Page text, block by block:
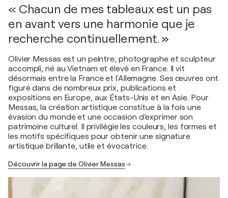
« Chacun de mes tableaux est un pas
en avant vers une harmonie que je
recherche continuellement. »
Olivier Messas est un peintre, photographe et sculpteur
accompli, né au Vietnam et élevé en France. Il vit
désormais entre la France et l'Allemagne. Ses œuvres ont
figuré dans de nombreux prix, publications et
expositions en Europe, aux États-Unis et en Asie. Pour
Messas, la création artistique constitue à la fois une
évasion du monde et une occasion d’exprimer son
patrimoine culturel. Il privilégie les couleurs, les formes et
les motifs spécifiques pour obtenir une signature
artistique brillante, utile et évocatrice.
Découvrir la page de Olivier Messas